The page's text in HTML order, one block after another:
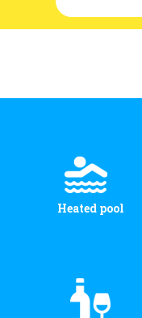
Heated pool